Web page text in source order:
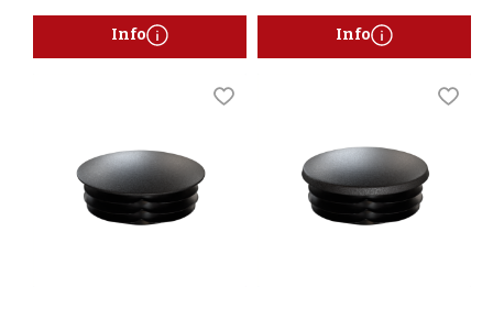
Info Info
Lägg till i favoriter